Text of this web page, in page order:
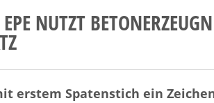
NUTZT
erstem Spatenstich ein